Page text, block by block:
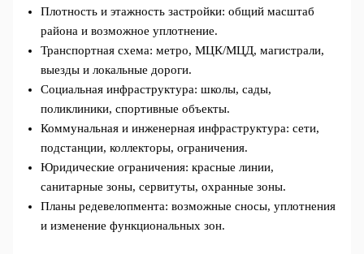
Плотность и этажность застройки: общий масштаб
района и возможное уплотнение.
Транспортная схема: метро, МЦК/МЦД, магистрали,
выезды и локальные дороги.
Социальная инфраструктура: школы, сады,
поликлиники, спортивные объекты.
Коммунальная и инженерная инфраструктура: сети,
подстанции, коллекторы, ограничения.
Юридические ограничения: красные линии,
санитарные зоны, сервитуты, охранные зоны.
Планы редевелопмента: возможные сносы, уплотнения
и изменение функциональных зон.